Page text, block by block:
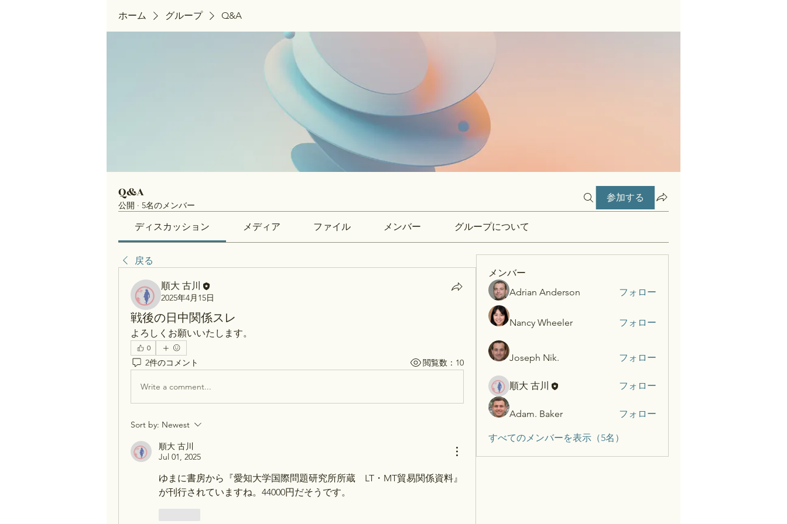
ホーム グループ Q&A
Q&A
公開 · 5名のメンバー
参加する
ディスカッション メディア ファイル メンバー グループについて
戻る
順大 古川
2025年4月15日
戦後の日中関係スレ
よろしくお願いいたします。
0
2件のコメント 閲覧数：10
Write a comment...
Sort by: Newest
順大 古川
Jul 01, 2025
ゆまに書房から『愛知大学国際問題研究所所蔵　LT・MT貿易関係資料』
が刊行されていますね。44000円だそうです。
メンバー
Adrian Anderson
フォロー
Nancy Wheeler フォロー
Joseph Nik. フォロー
順大 古川 フォロー
Adam. Baker フォロー
すべてのメンバーを表示（5名）